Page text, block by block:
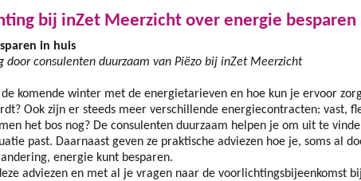
bij inZet Meerzicht over energie besparen
in huis
door consulenten duurzaam van Piëzo bij inZet Meerzicht
de komende winter met de energietarieven en hoe kun je ervoor
Ook zijn er steeds meer verschillende energiecontracten: vast,
het bos nog? De consulenten duurzaam helpen je om uit te
past. Daarnaast geven ze praktische adviezen hoe je, soms al
energie kunt besparen.
adviezen en met al je vragen naar de voorlichtingsbijeenkomst